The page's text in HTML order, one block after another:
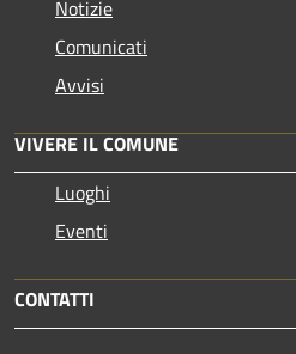
Notizie
Comunicati
Avvisi
VIVERE IL COMUNE
Luoghi
Eventi
CONTATTI